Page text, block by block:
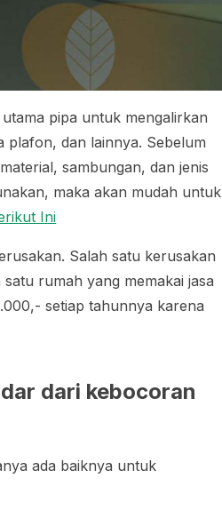
pipa untuk mengalirkan
plafon, dan lainnya. Sebelum
sambungan, dan jenis
maka akan mudah untuk
Ini
Salah satu kerusakan
rumah yang memakai jasa
setiap tahunnya karena
dari kebocoran
ada baiknya untuk